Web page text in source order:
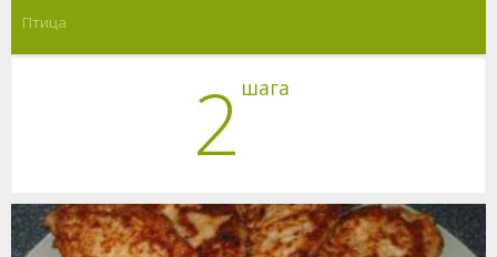
Птица
2 шага